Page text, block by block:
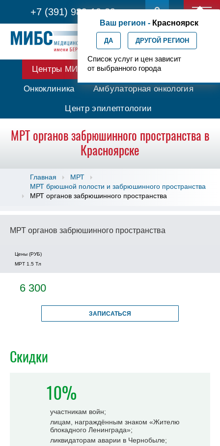
+7 (391) 989-10-29
Ваш регион - Красноярск
ДА ДРУГОЙ РЕГИОН
Список услуг и цен зависит
от выбранного города
Центры МИБС Протонная терапия
Онкоклиника Амбулаторная онкология
Центр эпилептологии
МРТ органов забрюшинного пространства в
Красноярске
Главная
МРТ
МРТ брюшной полости и забрюшинного пространства
МРТ органов забрюшинного пространства
МРТ органов забрюшинного пространства
Цены (РУБ)
МРТ 1.5 Tл
6 300
ЗАПИСАТЬСЯ
Скидки
10%
участникам войн;
лицам, награждённым знаком «Жителю
блокадного Ленинграда»;
ликвидаторам аварии в Чернобыле;